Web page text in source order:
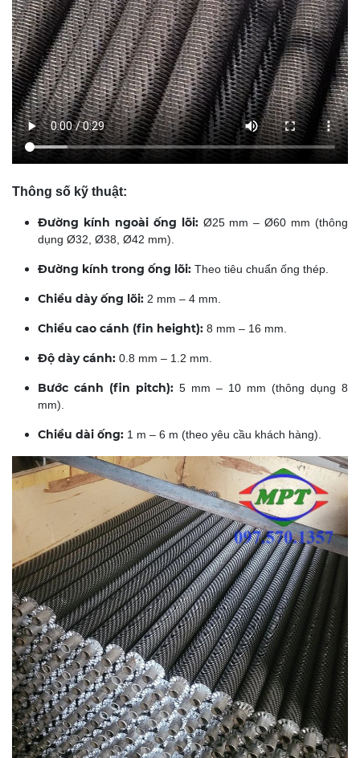
Thông số kỹ thuật:
Đường kính ngoài ống lõi:Ø25 mm – Ø60 mm (thông
dụng Ø32, Ø38, Ø42 mm).
Đường kính trong ống lõi: Theo tiêu chuẩn ống thép.
Chiều dày ống lõi: 2 mm – 4 mm.
Chiều cao cánh (fin height): 8 mm – 16 mm.
Độ dày cánh: 0.8 mm – 1.2 mm.
Bước cánh (fin pitch): 5 mm – 10 mm (thông dụng 8
mm).
Chiều dài ống: 1 m – 6 m (theo yêu cầu khách hàng).